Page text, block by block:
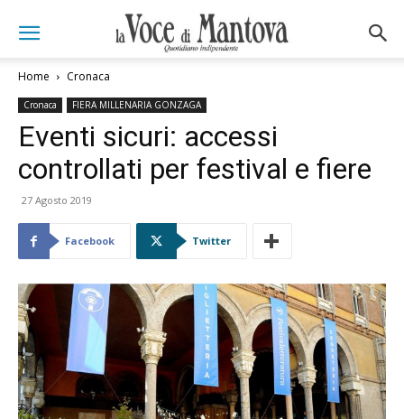
Home Cronaca
Cronaca FIERA MILLENARIA GONZAGA
Eventi sicuri: accessi
controllati per festival e fiere
27 Agosto 2019
Facebook Twitter